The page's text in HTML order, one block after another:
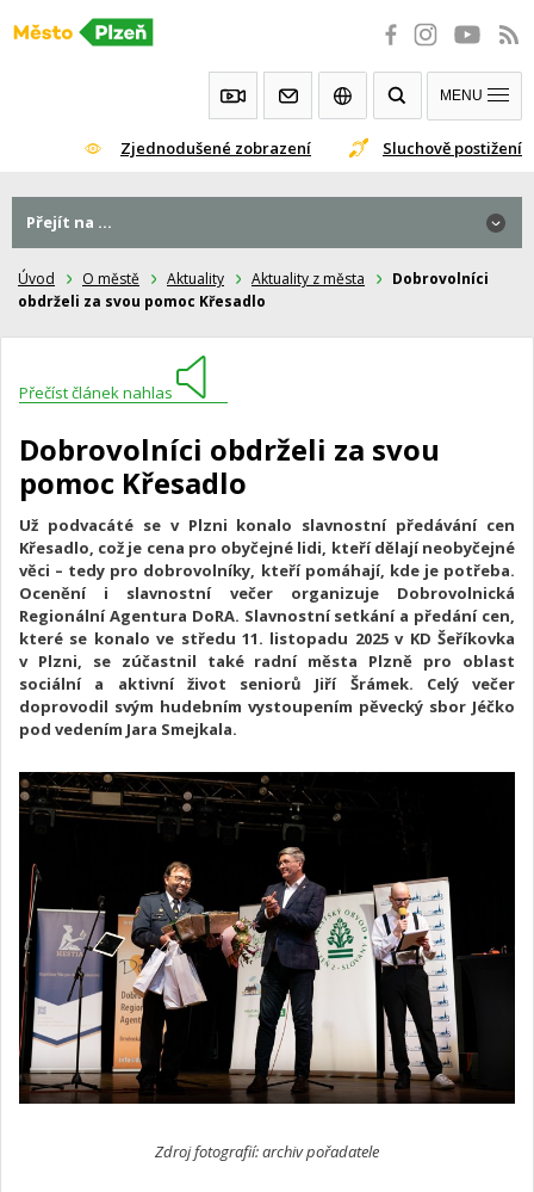
Přeskočit
Zjednodušené zobrazení Sluchově postižení
MENU
Úvod O městě Aktuality Aktuality z města
Dobrovolníci
obdrželi za svou pomoc Křesadlo
Přečíst článek nahlas
Dobrovolníci obdrželi za svou
pomoc Křesadlo
Už podvacáté se v Plzni konalo slavnostní předávání cen
Křesadlo, což je cena pro obyčejné lidi, kteří dělají neobyčejné
věci – tedy pro dobrovolníky, kteří pomáhají, kde je potřeba.
Ocenění i slavnostní večer organizuje Dobrovolnická
Regionální Agentura DoRA. Slavnostní setkání a předání cen,
které se konalo ve středu 11. listopadu 2025 v KD Šeříkovka
v Plzni, se zúčastnil také radní města Plzně pro oblast
sociální a aktivní život seniorů Jiří Šrámek. Celý večer
doprovodil svým hudebním vystoupením pěvecký sbor Jéčko
pod vedením Jara Smejkala.
Zdroj fotografií: archiv pořadatele
Přejít na ...